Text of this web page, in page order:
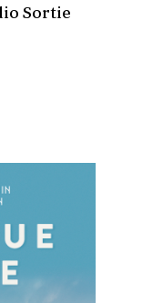
Sortie